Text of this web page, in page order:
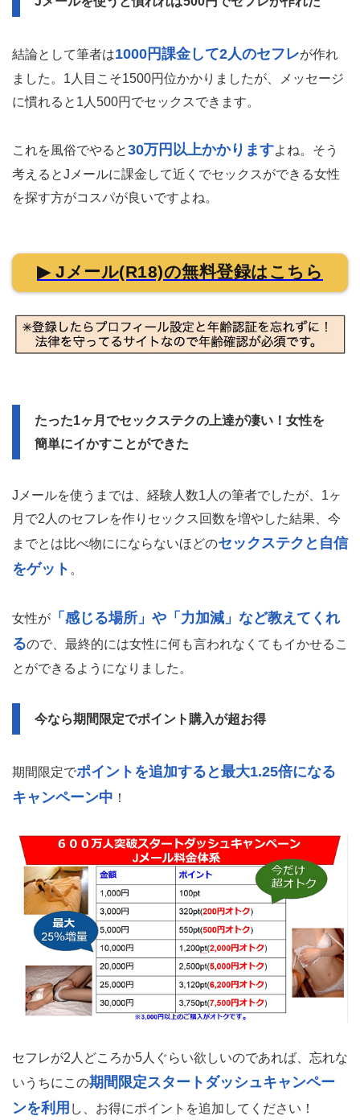
結論として筆者は1000円課金して2人のセフレが作れ
ました。1人目こそ1500円位かかりましたが、メッセージ
に慣れると1人500円でセックスできます。
これを風俗でやると30万円以上かかりますよね。そう
考えるとJメールに課金して近くでセックスができる女性
を探す方がコスパが良いですよね。
▶ Jメール(R18)の無料登録はこちら
たった1ヶ月でセックステクの上達が凄い！女性を
簡単にイかすことができた
Jメールを使うまでは、経験人数1人の筆者でしたが、1ヶ
月で2人のセフレを作りセックス回数を増やした結果、今
までとは比べ物ににならないほどのセックステクと自信
をゲット 。
女性が 「感じる場所」や「力加減」など教えてくれ
るので、最終的には女性に何も言われなくてもイかせるこ
とができるようになりました。
今なら期間限定でポイント購入が超お得
期間限定でポイントを追加すると最大1.25倍になる
キャンペーン中 ！
セフレが2人どころか5人ぐらい欲しいのであれば、忘れな
いうちにこの期間限定スタートダッシュキャンペー
ンを利用 し、お得にポイントを追加してください！